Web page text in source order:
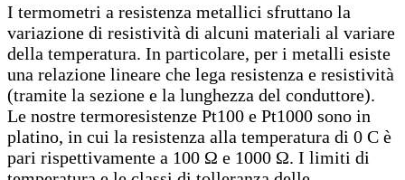
I termometri a resistenza metallici sfruttano la
variazione di resistività di alcuni materiali al variare
della temperatura. In particolare, per i metalli esiste
una relazione lineare che lega resistenza e resistività
(tramite la sezione e la lunghezza del conduttore).
Le nostre termoresistenze Pt100 e Pt1000 sono in
platino, in cui la resistenza alla temperatura di 0 C è
pari rispettivamente a 100 Ω e 1000 Ω. I limiti di